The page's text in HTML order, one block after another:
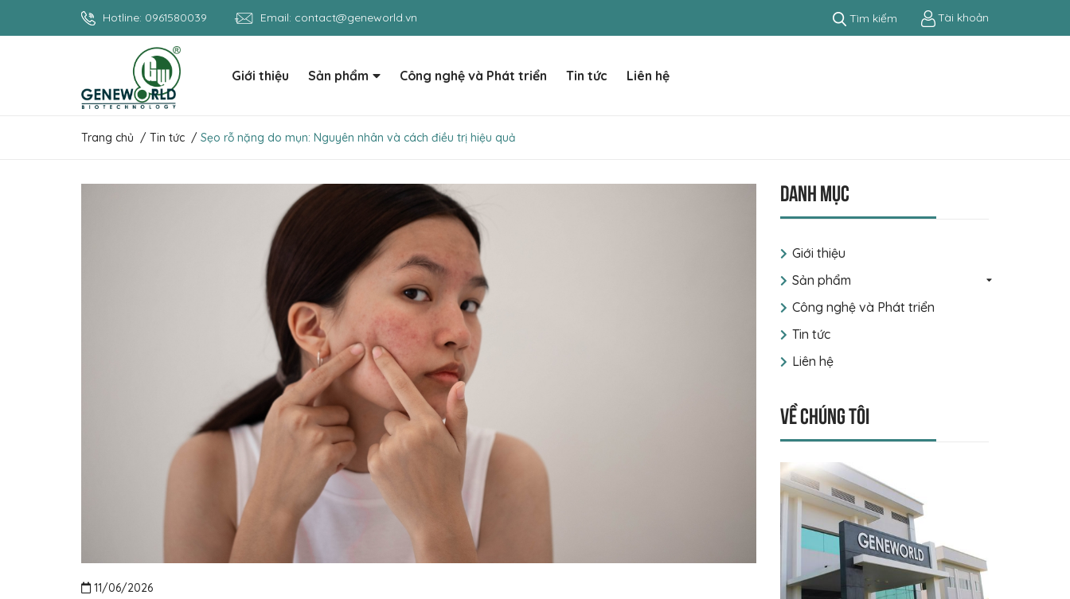
Hotline: 0961580039 Email: contact@geneworld.vn Tìm kiếm Tài khoản
Giới thiệu Sản phẩm Công nghệ và Phát triển Tin tức Liên hệ
Trang chủ / Tin tức / Sẹo rỗ nặng do mụn: Nguyên nhân và cách điều trị hiệu quả
11/06/2026
Danh mục
Giới thiệu
Sản phẩm
Công nghệ và Phát triển
Tin tức
Liên hệ
Về chúng tôi